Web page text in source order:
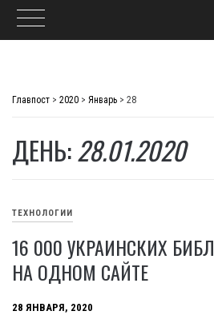
Главпост > 2020 > Январь > 28
ДЕНЬ:28.01.2020
ТЕХНОЛОГИИ
16 000 УКРАИНСКИХ
НА ОДНОМ САЙТЕ
28 ЯНВАРЯ, 2020